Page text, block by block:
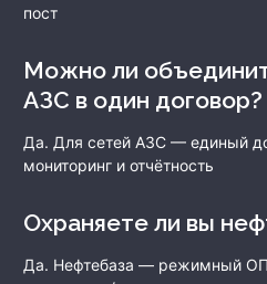
пост
Можно ли объединить охрану сети
АЗС в один договор?
Да. Для сетей АЗС — единый
мониторинг и отчётность
Охраняете ли вы
Да. Нефтебаза — режимный